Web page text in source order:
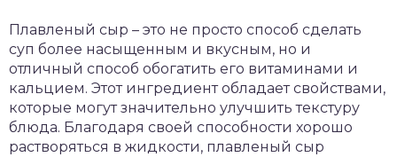
Плавленый сыр – это не просто способ сделать
суп более насыщенным и вкусным, но и
отличный способ обогатить его витаминами и
кальцием. Этот ингредиент обладает свойствами,
которые могут значительно улучшить текстуру
блюда. Благодаря своей способности хорошо
растворяться в жидкости, плавленый сыр